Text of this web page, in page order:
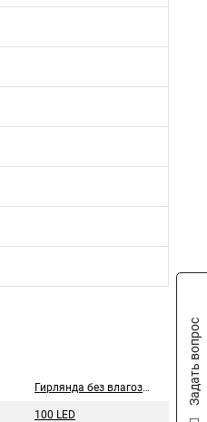
Гирлянда без влагозащиты
100 LED
Задать вопрос